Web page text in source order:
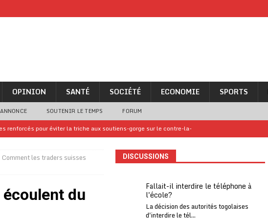
OPINION SANTÉ SOCIÉTÉ ECONOMIE SPORTS
SOUTENIR LE TEMPS FORUM
renforcés pour éviter la triche aux soutiens-gorge sur le contre-la-
confirme sa présence à la fête nationale
A LA UNE
de loterie gagnant que son propriétaire avait envoyé à un proche
Comment les traders suisses
du
DISCUSSIONS
Fallait-il interdire le téléphone à
l'école?
La décision des autorités togolaises
d'interdire le tél...